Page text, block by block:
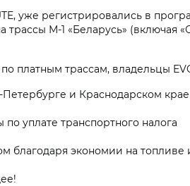
уже регистрировались в
трассы М-1 «Беларусь»
платным трассам, владельцы
и Краснодарском
уплате транспортного налога
благодаря экономии на топливе